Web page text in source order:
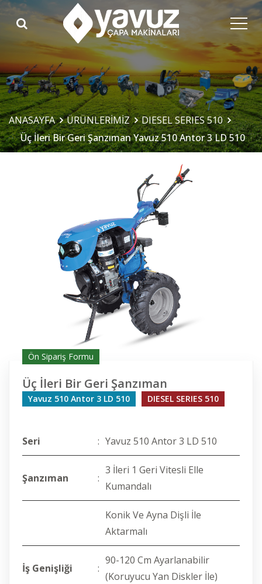
ANASAYFA ÜRÜNLERİMİZ
DIESEL SERIES 510
Üç İleri Bir Geri Şanzıman Yavuz 510 Antor 3 LD 510
Üç İleri Bir Geri Şanzıman
Yavuz 510 Antor 3 LD 510
Ön Sipariş Formu
DIESEL SERIES 510
Seri : Yavuz 510 Antor 3 LD 510
Şanzıman :
3 İleri 1 Geri Vitesli Elle
Kumandalı
Konik Ve Ayna Dişli İle
Aktarmalı
İş Genişliği :
90-120 Cm Ayarlanabilir
(Koruyucu Yan Diskler İle)